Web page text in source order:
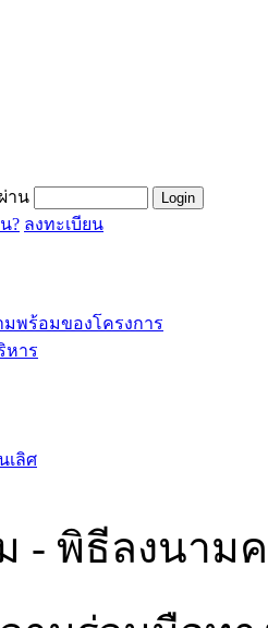
าน
? ลงทะเบียน
พร้อมของโครงการ
หาร
เลิศ
- พิธีลงนาม